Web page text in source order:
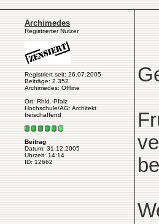
Archimedes
Registrierter Nutzer
Registriert seit: 26.07.2005
Beiträge: 2.352
Archimedes: Offline
Ort: Rhld.-Pfalz
Hochschule/AG: Architekt
freischaffend
Beitrag
Datum: 31.12.2005
Uhrzeit: 14:14
ID: 12662